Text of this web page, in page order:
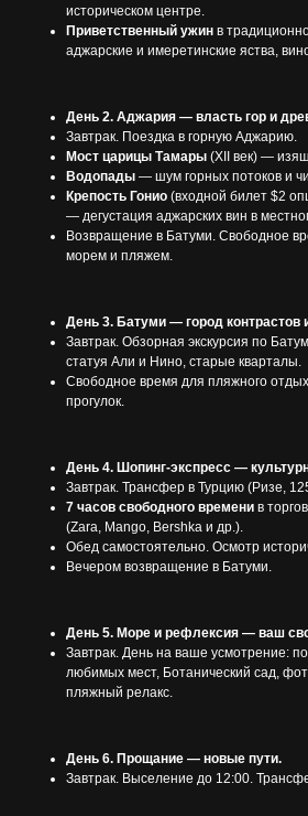
историческом центре.
Приветственный ужин в
аджарские и имеретинские яства,
День 2. Аджария — власть гор и
Завтрак. Поездка в горную Аджарию.
Мост царицы Тамары (XII век) —
Водопады — шум горных потоков и
Крепость Гонио (входной билет $2
— дегустация аджарских вин в
Возвращение в Батуми. Свободное
морем и пляжем.
День 3. Батуми — город контрастов
Завтрак. Обзорная экскурсия по
статуя Али и Нино, старые кварталы.
Свободное время для пляжного
прогулок.
День 4. Шопинг-экспресс —
Завтрак. Трансфер в Турцию (Ризе,
7 часов свободного времени в
(Zara, Mango, Bershka и др.).
Обед самостоятельно. Осмотр
Вечером возвращение в Батуми.
День 5. Море и рефлексия — ваш
Завтрак. День на ваше усмотрение:
любимых мест, Ботанический сад,
пляжный релакс.
День 6. Прощание — новые пути.
Завтрак. Выселение до 12:00.